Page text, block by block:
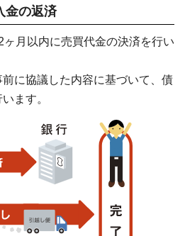
金の返済
月以内に売買代金の決済を行い
に協議した内容に基づいて、債
ます。